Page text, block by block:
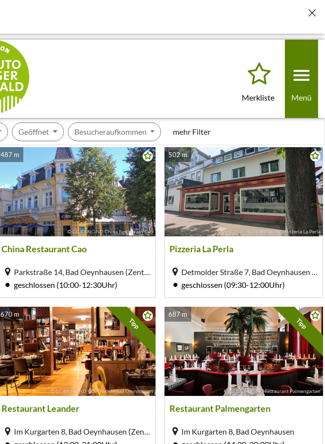
Merkliste Menü
Geöffnet Besucheraufkommen mehr Filter
© CC-BY-NC-ND China Restaurant Cao
487 m
China Restaurant Cao
Parkstraße 14, Bad Oeynhausen (Zentrum)
geschlossen (10:00-12:30Uhr)
© CC-BY-NC-ND Pizzeria La Perla
502 m
Pizzeria La Perla
Detmolder Straße 7, Bad Oeynhausen (Zentrum)
geschlossen (09:30-12:00Uhr)
© CC-BY-NC-ND GOP Varieté Bad Oeynhausen
Tipp
670 m
Restaurant Leander
Im Kurgarten 8, Bad Oeynhausen (Zentrum)
© CC-BY-NC-ND Restaurant Palmengarten
Tipp
687 m
Restaurant Palmengarten
Im Kurgarten 8, Bad Oeynhausen